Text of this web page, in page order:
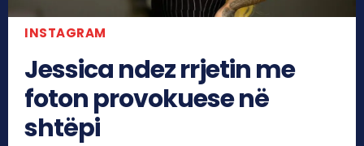
INSTAGRAM
Jessica ndez rrjetin me
foton provokuese në
shtëpi